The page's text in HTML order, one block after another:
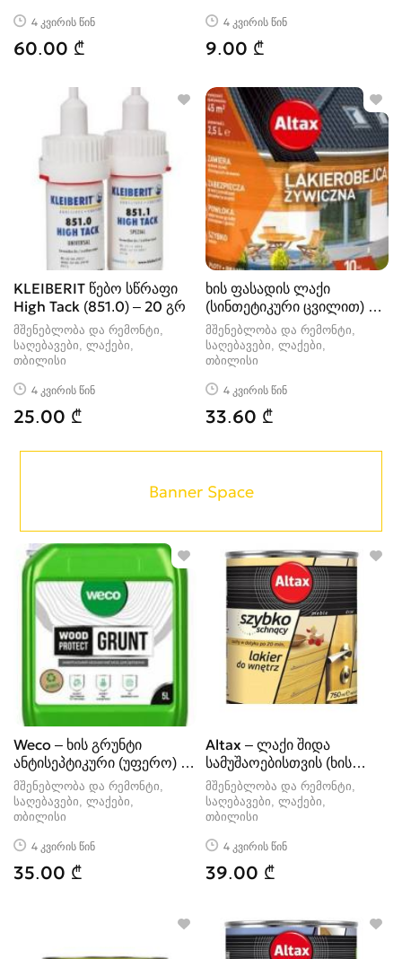
4 კვირის წინ
60.00 ₾
4 კვირის წინ
9.00 ₾
KLEIBERIT წებო სწრაფი
High Tack (851.0) – 20 გრ
მშენებლობა და რემონტი,
საღებავები, ლაქები
თბილისი
4 კვირის წინ
25.00 ₾
ხის ფასადის ლაქი
(სინთეტიკური ცვილით) –
750მლ Alta
მშენებლობა და რემონტი,
საღებავები, ლაქები
თბილისი
4 კვირის წინ
33.60 ₾
Banner Space
Weco – ხის გრუნტი
ანტისეპტიკური (უფერო) –
5 ლიტრი
მშენებლობა და რემონტი,
საღებავები, ლაქები
თბილისი
4 კვირის წინ
35.00 ₾
Altax – ლაქი შიდა
სამუშაოებისთვის (ხის
ლაქი)
მშენებლობა და რემონტი,
საღებავები, ლაქები
თბილისი
4 კვირის წინ
39.00 ₾